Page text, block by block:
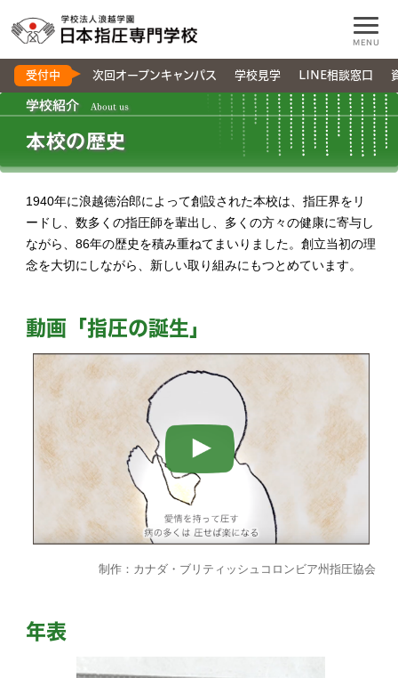
MENU
受付中 次回オープンキャンパス 学校見学 LINE相談窓口
学校紹介 About us
本校の歴史
1940年に浪越徳治郎によって創設された本校は、指圧界をリ
ードし、数多くの指圧師を輩出し、多くの方々の健康に寄与し
ながら、86年の歴史を積み重ねてまいりました。創立当初の理
念を大切にしながら、新しい取り組みにもつとめています。
動画「指圧の誕生」
制作：カナダ・ブリティッシュコロンビア州指圧協会
年表